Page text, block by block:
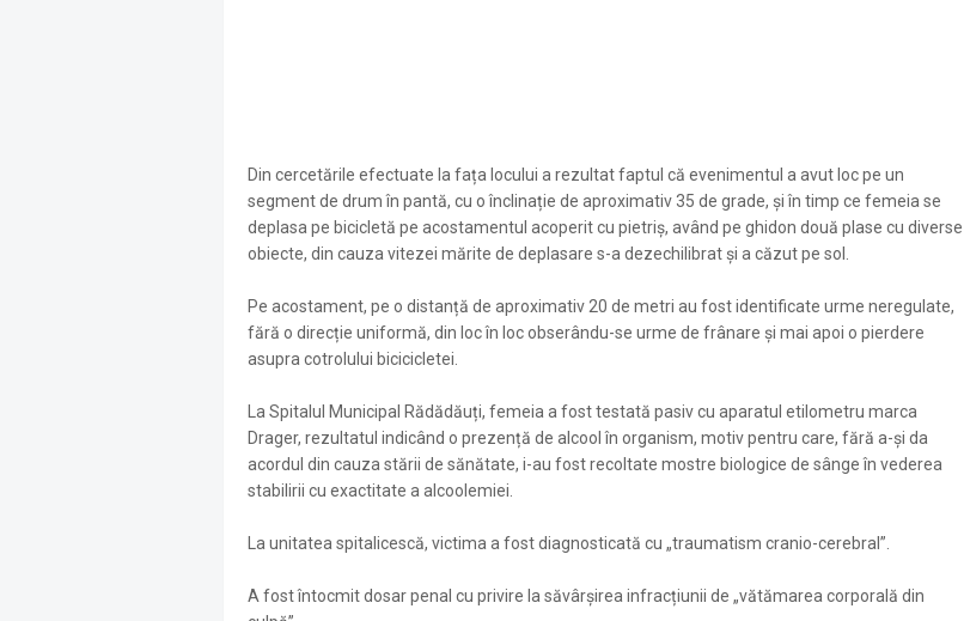
Din cercetările efectuate la fața locului a rezultat faptul că evenimentul a avut loc pe un
segment de drum în pantă, cu o înclinație de aproximativ 35 de grade, și în timp ce femeia se
deplasa pe bicicletă pe acostamentul acoperit cu pietriș, având pe ghidon două plase cu diverse
obiecte, din cauza vitezei mărite de deplasare s-a dezechilibrat și a căzut pe sol.
Pe acostament, pe o distanță de aproximativ 20 de metri au fost identificate urme neregulate,
fără o direcție uniformă, din loc în loc obserându-se urme de frânare și mai apoi o pierdere
asupra cotrolului bicicicletei.
La Spitalul Municipal Rădădăuți, femeia a fost testată pasiv cu aparatul etilometru marca
Drager, rezultatul indicând o prezență de alcool în organism, motiv pentru care, fără a-și da
acordul din cauza stării de sănătate, i-au fost recoltate mostre biologice de sânge în vederea
stabilirii cu exactitate a alcoolemiei.
La unitatea spitalicescă, victima a fost diagnosticată cu „traumatism cranio-cerebral”.
A fost întocmit dosar penal cu privire la săvârșirea infracțiunii de „vătămarea corporală din